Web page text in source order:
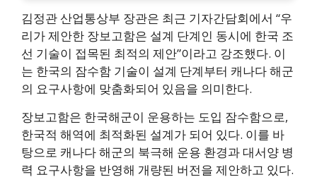
김정관 산업통상부 장관은 최근 기자간담회에서 “우
리가 제안한 장보고함은 설계 단계인 동시에 한국 조
선 기술이 접목된 최적의 제안”이라고 강조했다. 이
는 한국의 잠수함 기술이 설계 단계부터 캐나다 해군
의 요구사항에 맞춤화되어 있음을 의미한다.
장보고함은 한국해군이 운용하는 도입 잠수함으로,
한국적 해역에 최적화된 설계가 되어 있다. 이를 바
탕으로 캐나다 해군의 북극해 운용 환경과 대서양 병
력 요구사항을 반영해 개량된 버전을 제안하고 있다.